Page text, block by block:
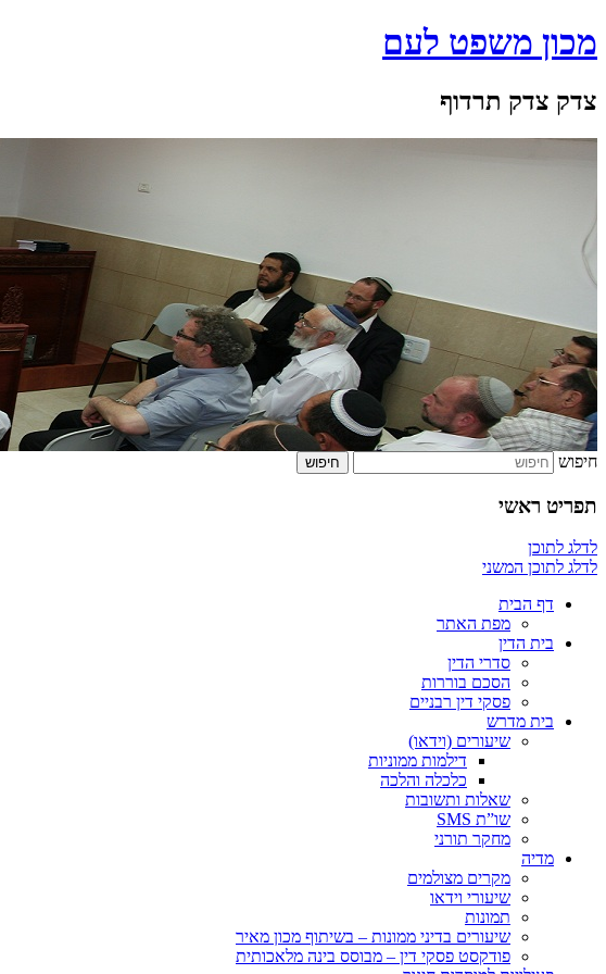
מכון משפט לעם
צדק צדק תרדוף
חיפוש
תפריט ראשי
לדלג לתוכן
לדלג לתוכן המשני
דף הבית
מפת האתר
בית הדין
סדרי הדין
הסכם בוררות
פסקי דין רבניים
בית מדרש
שיעורים (וידאו)
דילמות ממוניות
כלכלה והלכה
שאלות ותשובות
שו”ת SMS
מחקר תורני
מדיה
מקרים מצולמים
שיעורי וידאו
תמונות
שיעורים בדיני ממונות – בשיתוף מכון מאיר
פודקסט פסקי דין – מבוסס בינה מלאכותית